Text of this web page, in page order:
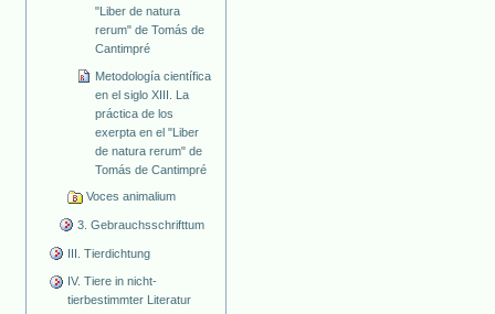
"Liber de natura
rerum" de Tomás de
Cantimpré
Metodología científica
en el siglo XIII. La
práctica de los
exerpta en el "Liber
de natura rerum" de
Tomás de Cantimpré
Voces animalium
3. Gebrauchsschrifttum
III. Tierdichtung
IV. Tiere in nicht-
tierbestimmter Literatur